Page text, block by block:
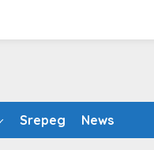
Srepeg News